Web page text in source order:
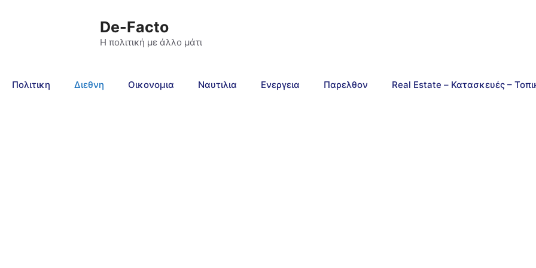
De-Facto
Η πολιτική με άλλο μάτι
Πολιτικη Διεθνη Οικονομια Ναυτιλια Ενεργεια Παρελθον Real Estate – Κατασκευές –